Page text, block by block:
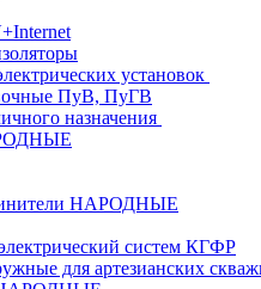
установок
ПуВ, ПуГВ
назначения
НАРОДНЫЕ
систем КГФР
для артезианских